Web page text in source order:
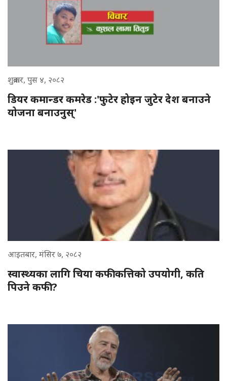
शुक्रबार, पुस ४, २०८२
डियर कमान्डर कमरेड :'फुटेर होइन जुटेर देश बनाउने
योजना बनाउनुस्'
आइतबार, मंसिर ७, २०८२
स्वास्थ्यका लागि चिया कफी कत्तिको उपयोगी, कति
पिउने कफी ?